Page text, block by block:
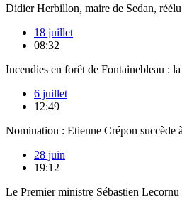
Didier Herbillon, maire de Sedan,
18 juillet
08:32
Incendies en forêt de Fontainebleau :
6 juillet
12:49
Nomination : Etienne Crépon succède
28 juin
19:12
Le Premier ministre Sébastien Lecornu